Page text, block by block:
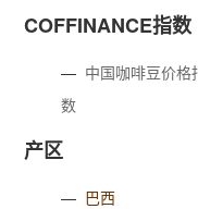
COFFINANCE指数
— 中国咖啡豆价格
数
产区
— 巴西